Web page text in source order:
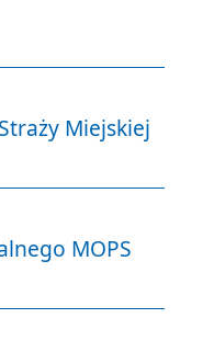
Miejskiej
MOPS